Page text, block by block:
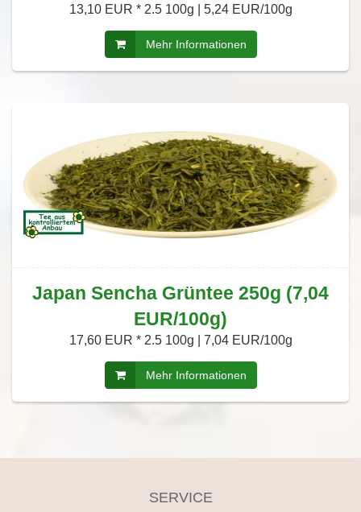
13,10 EUR * 2.5 100g | 5,24 EUR/100g
Mehr Informationen
Japan Sencha Grüntee 250g (7,04
EUR/100g)
17,60 EUR * 2.5 100g | 7,04 EUR/100g
Mehr Informationen
SERVICE